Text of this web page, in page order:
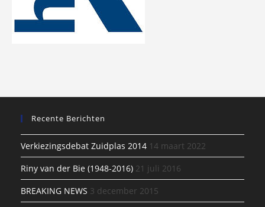
Recente Berichten
Verkiezingsdebat Zuidplas 2014 14 maart 2022
Riny van der Bie (1948-2016) 21 juli 2016
BREAKING NEWS 3 december 2015